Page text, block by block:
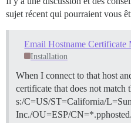
sujet récent qui pourraient vous
Installation
When I connect to that host
certificate that does not match
s:/C=US/ST=California/
Inc./OU=ESP/